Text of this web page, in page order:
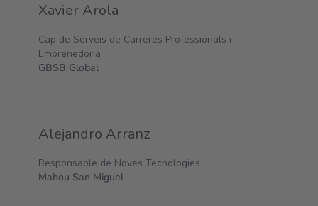
Xavier Arola
Cap de Serveis de Carreres Professionals i
Emprenedoria
GBSB Global
Alejandro Arranz
Responsable de Noves Tecnologies
Mahou San Miguel